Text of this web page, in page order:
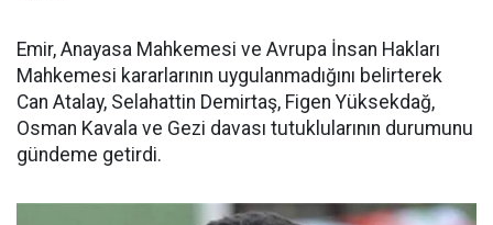
Emir, Anayasa Mahkemesi ve Avrupa İnsan Hakları
Mahkemesi kararlarının uygulanmadığını belirterek
Can Atalay, Selahattin Demirtaş, Figen Yüksekdağ,
Osman Kavala ve Gezi davası tutuklularının durumunu
gündeme getirdi.